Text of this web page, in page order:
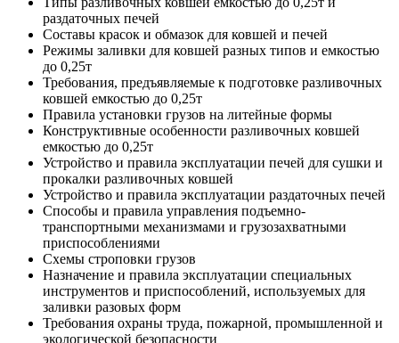
раздаточных печей
Составы красок и обмазок для ковшей и печей
Режимы заливки для ковшей разных типов и емкостью
до 0,25т
Требования, предъявляемые к подготовке разливочных
ковшей емкостью до 0,25т
Правила установки грузов на литейные формы
Конструктивные особенности разливочных ковшей
емкостью до 0,25т
Устройство и правила эксплуатации печей для сушки и
прокалки разливочных ковшей
Устройство и правила эксплуатации раздаточных печей
Способы и правила управления подъемно-
транспортными механизмами и грузозахватными
приспособлениями
Схемы строповки грузов
Назначение и правила эксплуатации специальных
инструментов и приспособлений, используемых для
заливки разовых форм
Требования охраны труда, пожарной, промышленной и
экологической безопасности